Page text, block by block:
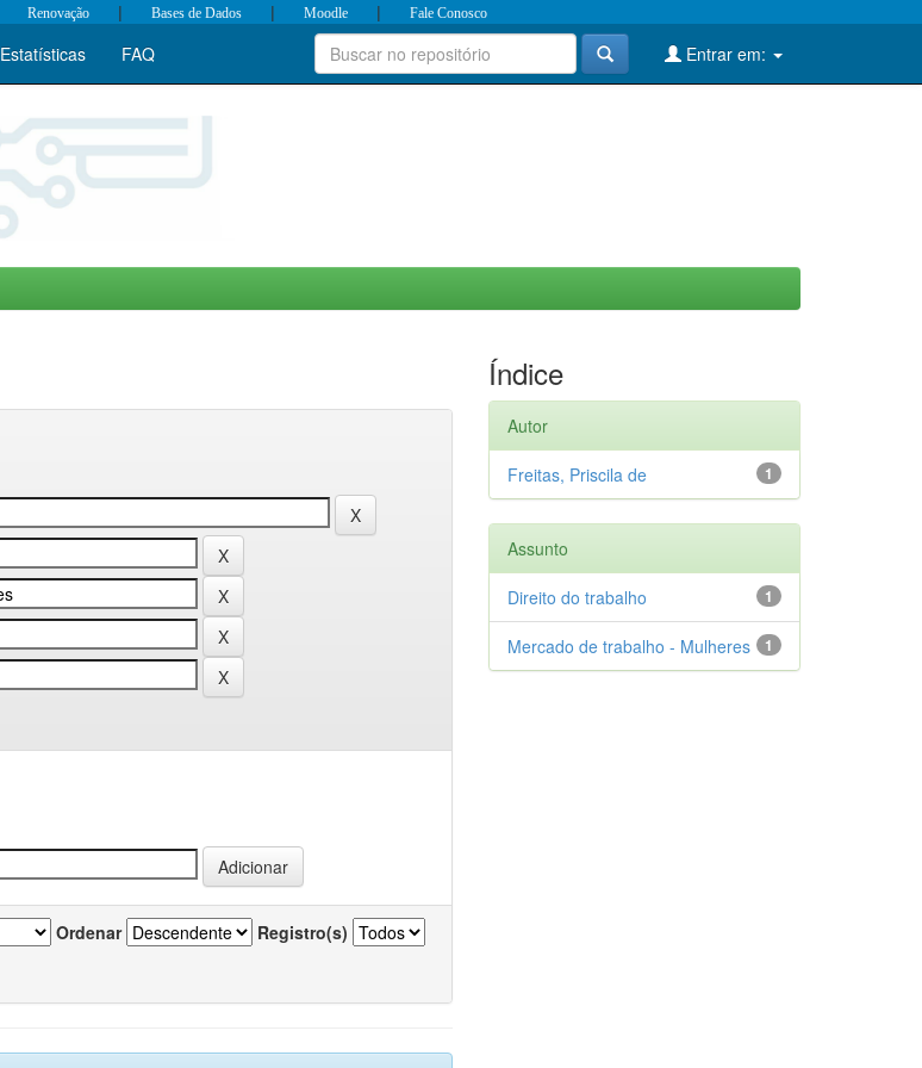
Renovação | Bases de Dados | Moodle | Fale Conosco
Estatísticas FAQ Entrar em:
Ordenar Registro(s)
Índice
Autor
1
Freitas, Priscila de
Assunto
1
Direito do trabalho
1
Mercado de trabalho - Mulheres